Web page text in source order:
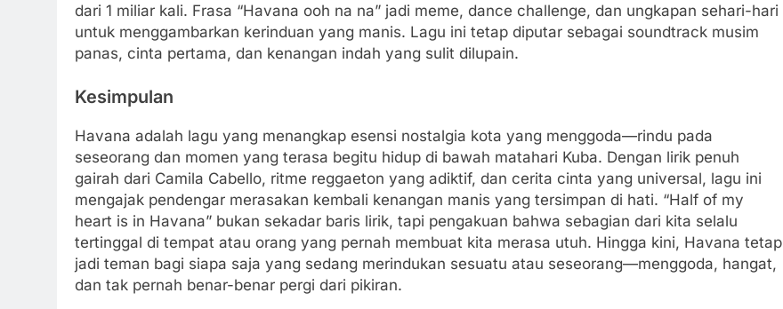
dari 1 miliar kali. Frasa “Havana ooh na na” jadi meme, dance challenge, dan ungkapan sehari-hari
untuk menggambarkan kerinduan yang manis. Lagu ini tetap diputar sebagai soundtrack musim
panas, cinta pertama, dan kenangan indah yang sulit dilupain.
Kesimpulan
Havana adalah lagu yang menangkap esensi nostalgia kota yang menggoda—rindu pada
seseorang dan momen yang terasa begitu hidup di bawah matahari Kuba. Dengan lirik penuh
gairah dari Camila Cabello, ritme reggaeton yang adiktif, dan cerita cinta yang universal, lagu ini
mengajak pendengar merasakan kembali kenangan manis yang tersimpan di hati. “Half of my
heart is in Havana” bukan sekadar baris lirik, tapi pengakuan bahwa sebagian dari kita selalu
tertinggal di tempat atau orang yang pernah membuat kita merasa utuh. Hingga kini, Havana tetap
jadi teman bagi siapa saja yang sedang merindukan sesuatu atau seseorang—menggoda, hangat,
dan tak pernah benar-benar pergi dari pikiran.